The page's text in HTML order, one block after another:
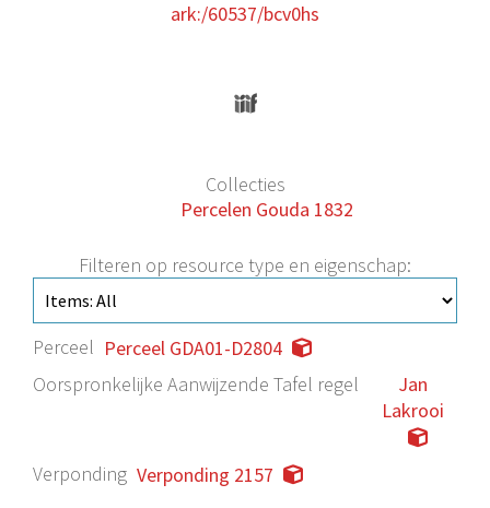
ark:/60537/bcv0hs
Collecties
Percelen Gouda 1832
Filteren op resource type en eigenschap:
Perceel Perceel GDA01-D2804
Oorspronkelijke Aanwijzende Tafel regel
Jan
Lakrooi
Verponding Verponding 2157